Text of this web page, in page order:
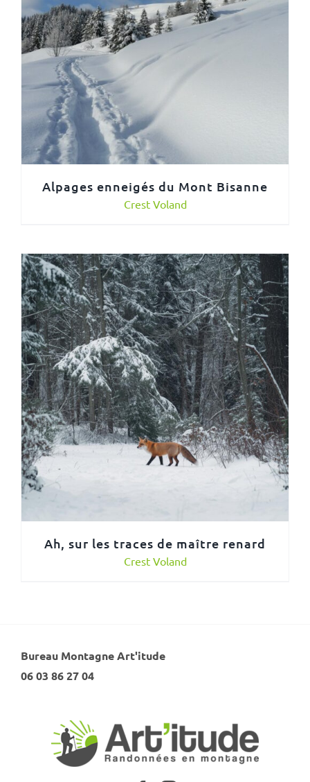
Alpages enneigés du Mont Bisanne
Crest Voland
Ah, sur les traces de maître renard
Crest Voland
Bureau Montagne Art'itude
06 03 86 27 04